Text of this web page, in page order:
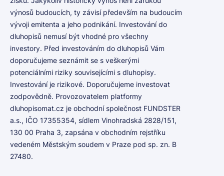
výnosů budoucích, ty závisí především na budoucím
vývoji emitenta a jeho podnikání. Investování do
dluhopisů nemusí být vhodné pro všechny
investory. Před investováním do dluhopisů Vám
doporučujeme seznámit se s veškerými
potenciálními riziky souvisejícími s dluhopisy.
Investování je rizikové. Doporučujeme investovat
zodpovědně. Provozovatelem platformy
dluhopisomat.cz je obchodní společnost FUNDSTER
a.s., IČO 17355354, sídlem Vinohradská 2828/151,
130 00 Praha 3, zapsána v obchodním rejstříku
vedeném Městským soudem v Praze pod sp. zn. B
27480.